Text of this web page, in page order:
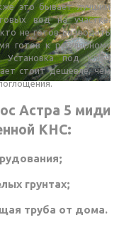
это бывает лучшим
вод на участке.
не готов возводить
готов к регулярному
Установка под ключ
стоит дешевле, чем
Астра 5 миди
КНС:
грунтах;
труба от дома.